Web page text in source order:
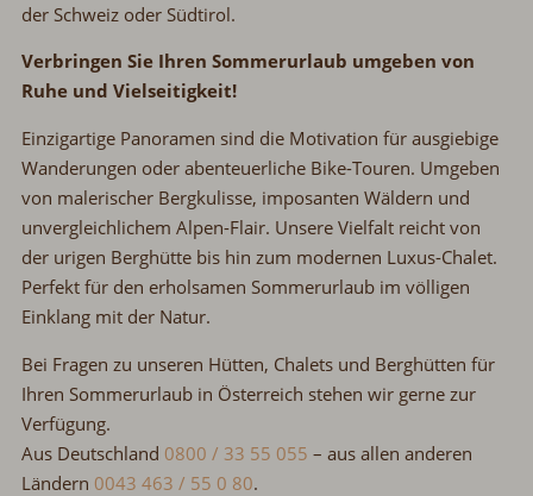
der Schweiz oder Südtirol.
Verbringen Sie Ihren Sommerurlaub umgeben von
Ruhe und Vielseitigkeit!
Einzigartige Panoramen sind die Motivation für ausgiebige
Wanderungen oder abenteuerliche Bike-Touren. Umgeben
von malerischer Bergkulisse, imposanten Wäldern und
unvergleichlichem Alpen-Flair. Unsere Vielfalt reicht von
der urigen Berghütte bis hin zum modernen Luxus-Chalet.
Perfekt für den erholsamen Sommerurlaub im völligen
Einklang mit der Natur.
Bei Fragen zu unseren Hütten, Chalets und Berghütten für
Ihren Sommerurlaub in Österreich stehen wir gerne zur
Verfügung.
Aus Deutschland 0800 / 33 55 055 – aus allen anderen
Ländern 0043 463 / 55 0 80.